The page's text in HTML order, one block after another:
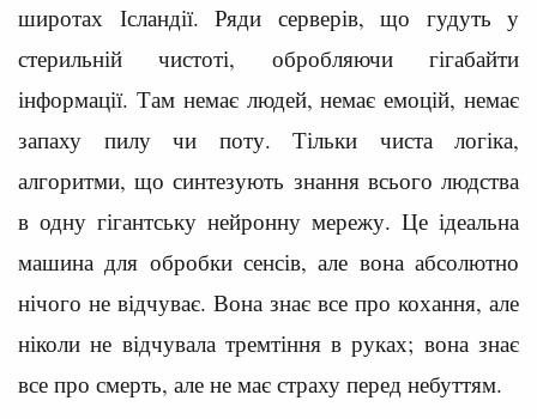
широтах Ісландії. Ряди серверів, що гудуть у
стерильній чистоті, обробляючи гігабайти
інформації. Там немає людей, немає емоцій, немає
запаху пилу чи поту. Тільки чиста логіка,
алгоритми, що синтезують знання всього людства
в одну гігантську нейронну мережу. Це ідеальна
машина для обробки сенсів, але вона абсолютно
нічого не відчуває. Вона знає все про кохання, але
ніколи не відчувала тремтіння в руках; вона знає
все про смерть, але не має страху перед небуттям.